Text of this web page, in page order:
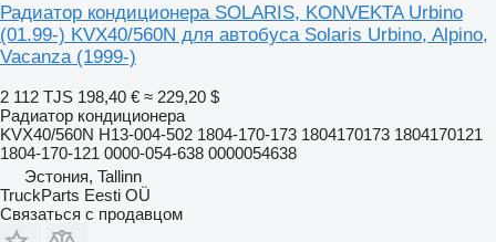
Радиатор кондиционера SOLARIS, KONVEKTA Urbino
(01.99-) KVX40/560N для автобуса Solaris Urbino, Alpino,
Vacanza (1999-)
2 112 TJS 198,40 € ≈ 229,20 $
Радиатор кондиционера
KVX40/560N H13-004-502 1804-170-173 1804170173 1804170121
1804-170-121 0000-054-638 0000054638
Эстония, Tallinn
TruckParts Eesti OÜ
Связаться с продавцом